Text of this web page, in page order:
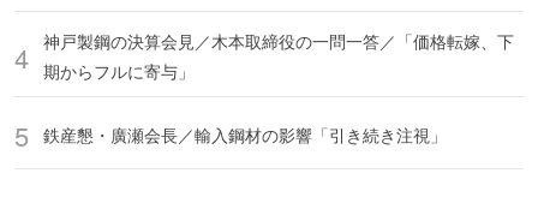
神戸製鋼の決算会見／木本取締役の一問一答／「価格転嫁、下
期からフルに寄与」
鉄産懇・廣瀬会長／輸入鋼材の影響「引き続き注視」